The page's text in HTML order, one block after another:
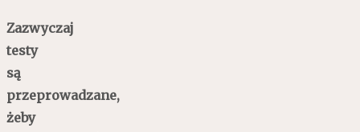
Zazwyczaj
testy
są
przeprowadzane,
żeby